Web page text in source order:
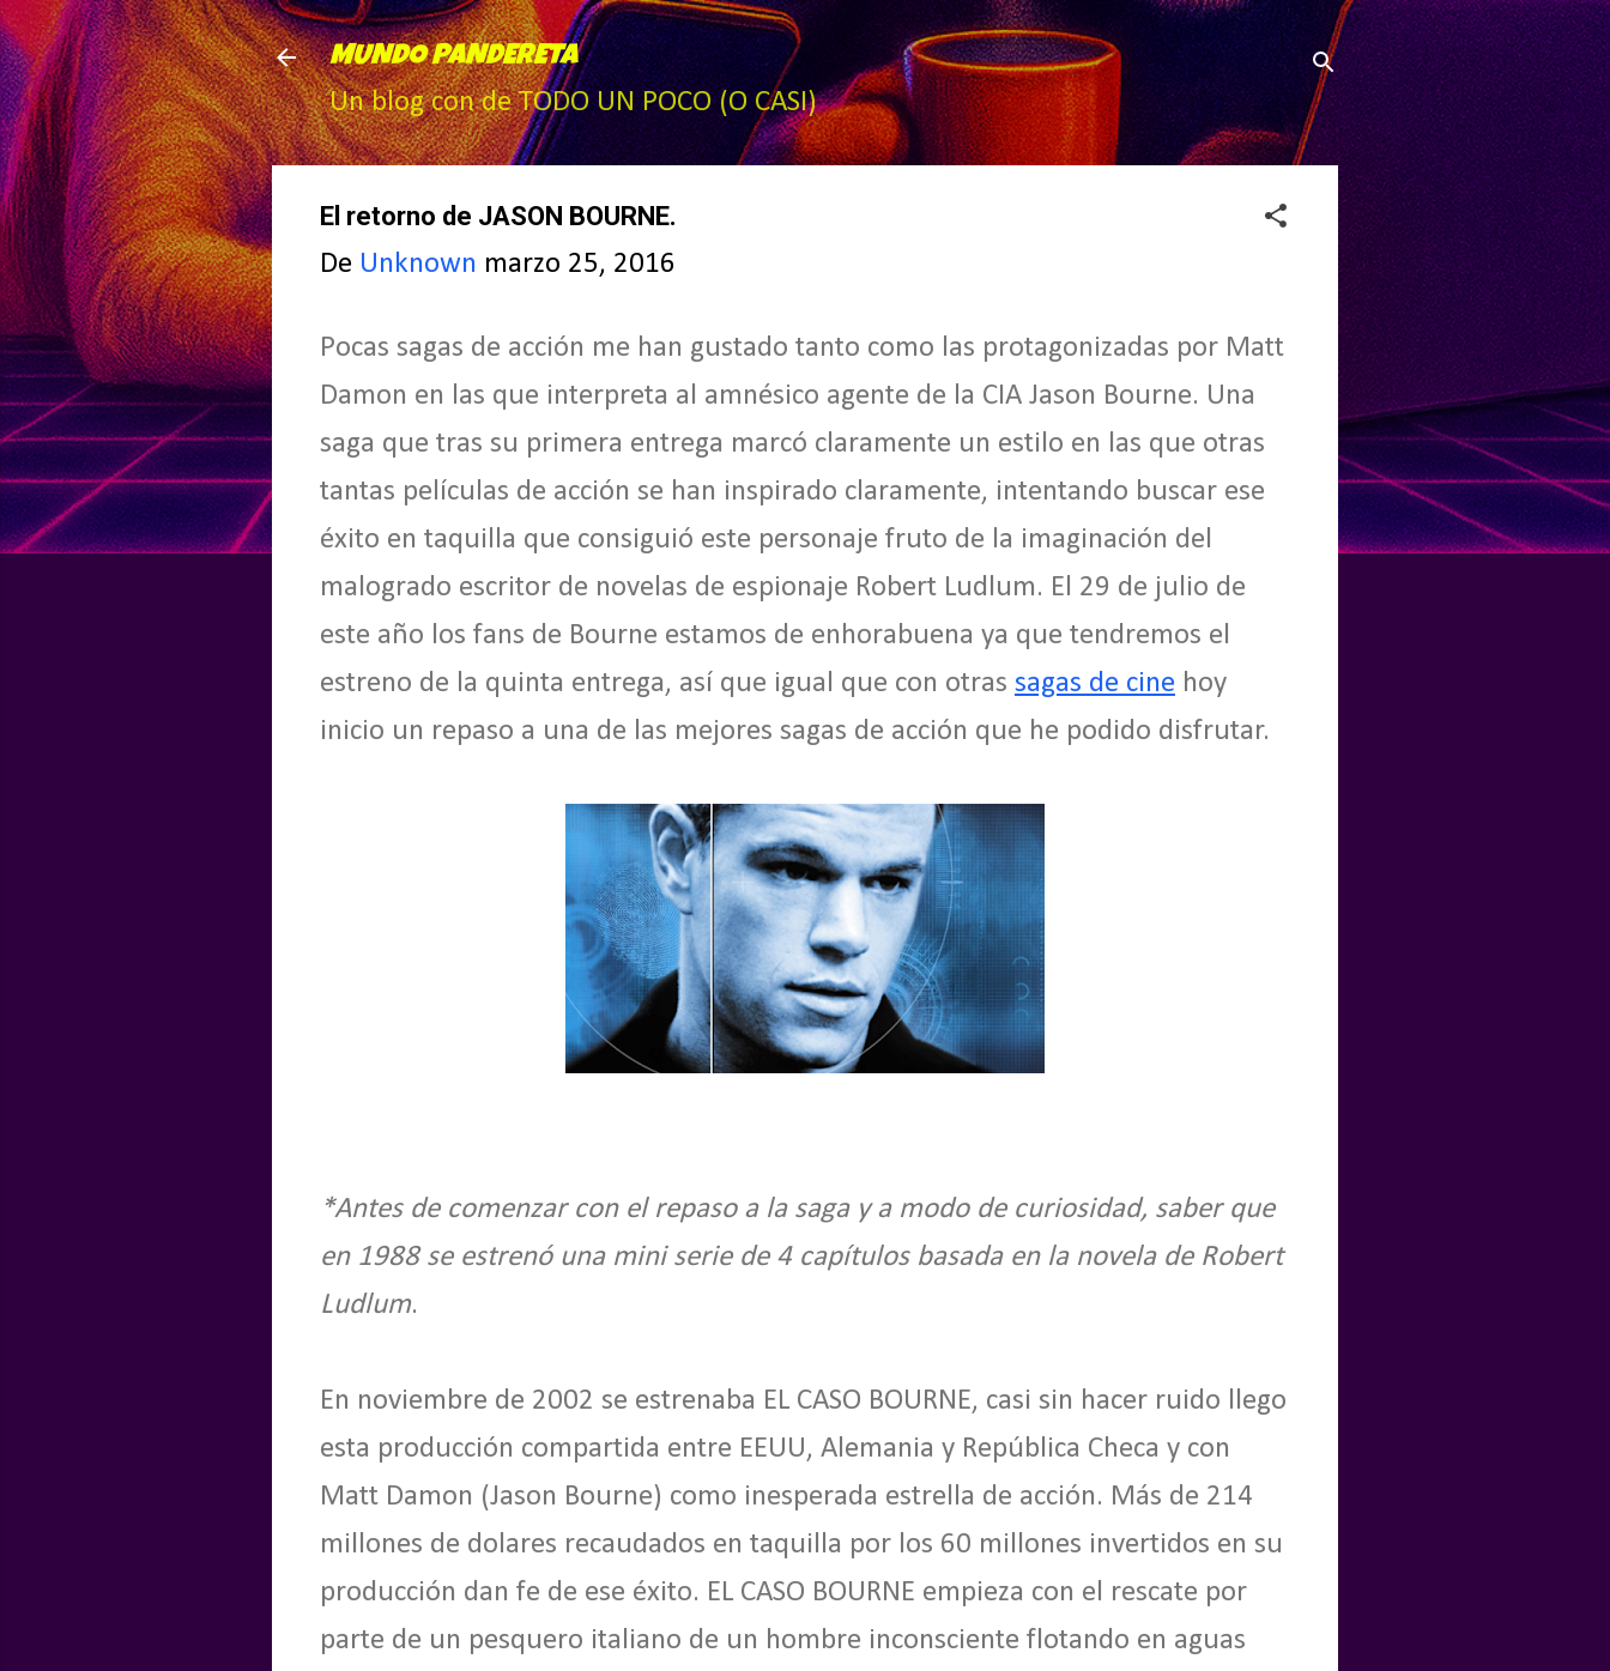
Ir al contenido principal
MUNDO PANDERETA
Un blog con de TODO UN POCO (O CASI)
El retorno de JASON BOURNE.
De Unknown marzo 25, 2016
Pocas sagas de acción me han gustado tanto como las protagonizadas por Matt
Damon en las que interpreta al amnésico agente de la CIA Jason Bourne. Una
saga que tras su primera entrega marcó claramente un estilo en las que otras
tantas películas de acción se han inspirado claramente, intentando buscar ese
éxito en taquilla que consiguió este personaje fruto de la imaginación del
malogrado escritor de novelas de espionaje Robert Ludlum. El 29 de julio de
este año los fans de Bourne estamos de enhorabuena ya que tendremos el
estreno de la quinta entrega, así que igual que con otras sagas de cine hoy
inicio un repaso a una de las mejores sagas de acción que he podido disfrutar.
*Antes de comenzar con el repaso a la saga y a modo de curiosidad, saber que
en 1988 se estrenó una mini serie de 4 capítulos basada en la novela de Robert
Ludlum.
En noviembre de 2002 se estrenaba EL CASO BOURNE, casi sin hacer ruido llego
esta producción compartida entre EEUU, Alemania y República Checa y con
Matt Damon (Jason Bourne) como inesperada estrella de acción. Más de 214
millones de dolares recaudados en taquilla por los 60 millones invertidos en su
producción dan fe de ese éxito. EL CASO BOURNE empieza con el rescate por
parte de un pesquero italiano de un hombre inconsciente flotando en aguas